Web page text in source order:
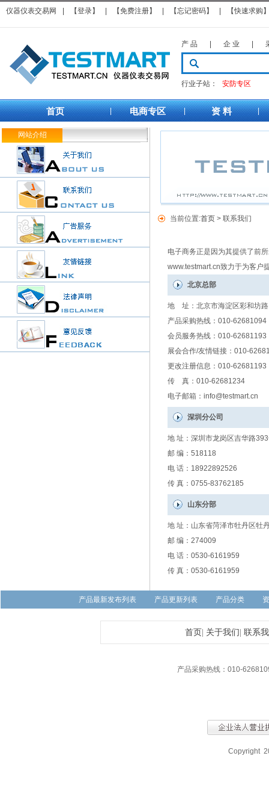
仪器仪表交易网 【登录】 【免费注册】 【忘记密码】 【快速求购
产 品 企 业
行业子站： 安防专区
首页 | 电商专区 | 资 料 |
网站介绍
当前位置:首页 > 联系我们
电子商务正是因为其提供了前
www.testmart.cn致力于为客户
北京总部
地 址：北京市海淀区彩和坊
产品采购热线：010-62681094
会员服务热线：010-62681193
展会合作/友情链接：010-
更改注册信息：010-62681193
传 真：010-62681234
电子邮箱：info@testmart.cn
深圳分公司
地 址：深圳市龙岗区吉华路
邮 编：518118
电 话：18922892526
传 真：0755-83762185
山东分部
地 址：山东省菏泽市牡丹区牡
邮 编：274009
电 话：0530-6161959
传 真：0530-6161959
产品最新发布列表 产品更新列表 产品分类
首页 关于我们 联系
产品采购热线：010-
Copyright